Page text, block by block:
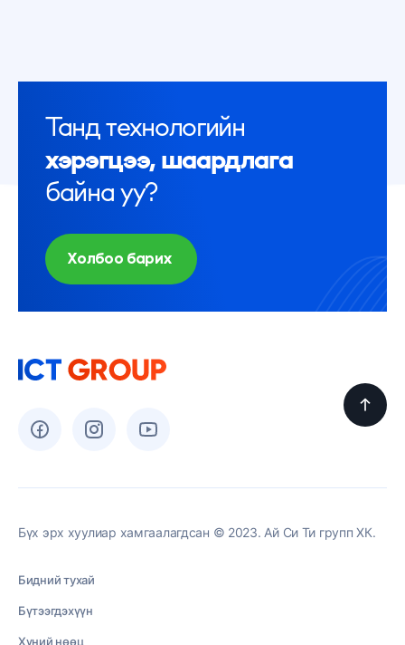
Танд технологийн
хэрэгцээ, шаардлага
байна уу?
Холбоо барих
Бүх эрх хуулиар хамгаалагдсан © 2023. Ай Си Ти групп ХК.
Бидний тухай
Бүтээгдэхүүн
Хүний нөөц